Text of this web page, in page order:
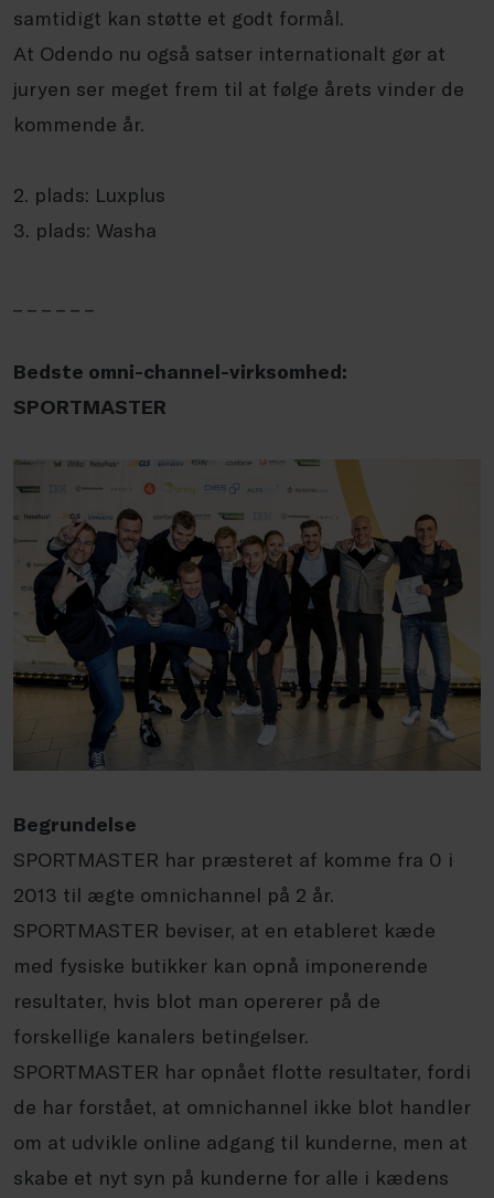
samtidigt kan støtte et godt formål.
At Odendo nu også satser internationalt gør at
juryen ser meget frem til at følge årets vinder de
kommende år.
2. plads: Luxplus
3. plads: Washa
Bedste omni-channel-virksomhed:
SPORTMASTER
Begrundelse
SPORTMASTER har præsteret af komme fra 0 i
2013 til ægte omnichannel på 2 år.
SPORTMASTER beviser, at en etableret kæde
med fysiske butikker kan opnå imponerende
resultater, hvis blot man opererer på de
forskellige kanalers betingelser.
SPORTMASTER har opnået flotte resultater, fordi
de har forstået, at omnichannel ikke blot handler
om at udvikle online adgang til kunderne, men at
skabe et nyt syn på kunderne for alle i kædens